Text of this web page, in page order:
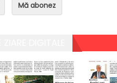
Mă abonez